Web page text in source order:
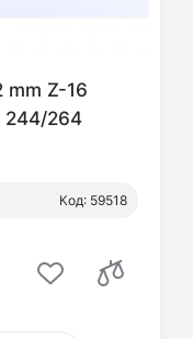
Z-16
244/264
Код: 59518